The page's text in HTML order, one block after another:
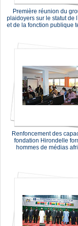
Première réunion du
plaidoyers sur le statut de
et de la fonction publique
Renfoncement des
fondation Hirondelle
hommes de médias